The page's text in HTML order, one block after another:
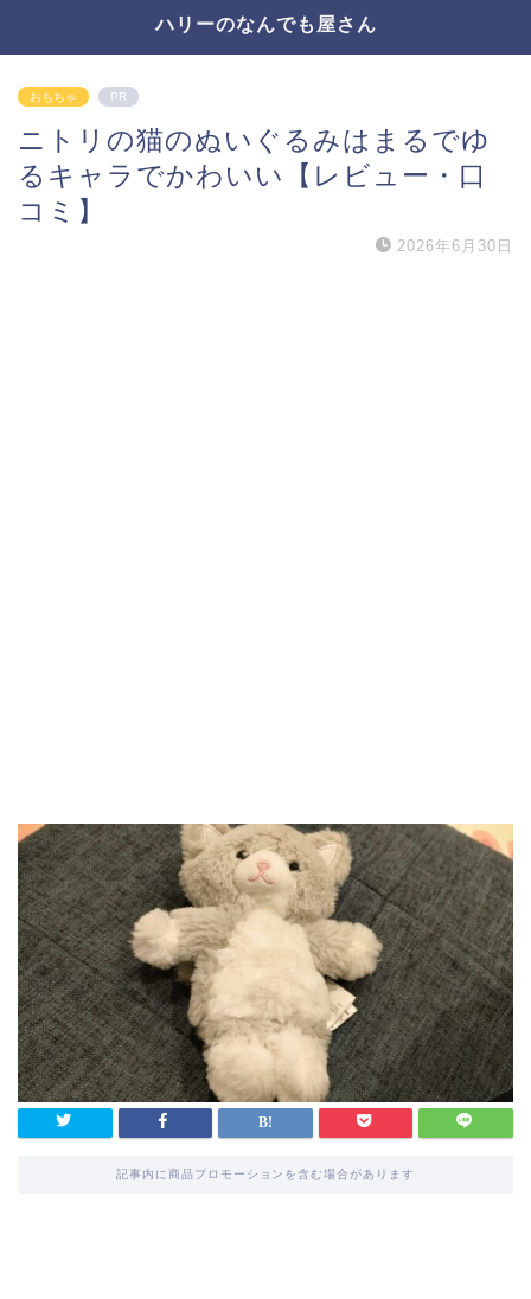
ハリーのなんでも屋さん
おもちゃ PR
ニトリの猫のぬいぐるみはまるでゆ
るキャラでかわいい【レビュー・口
コミ】
2026年6月30日
記事内に商品プロモーションを含む場合があります